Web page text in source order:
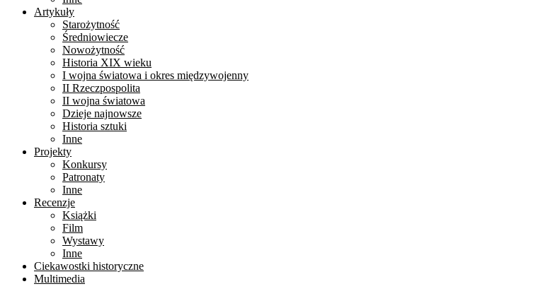
Artykuły
Starożytność
Średniowiecze
Nowożytność
Historia XIX wieku
I wojna światowa i okres międzywojenny
II Rzeczpospolita
II wojna światowa
Dzieje najnowsze
Historia sztuki
Inne
Projekty
Konkursy
Patronaty
Inne
Recenzje
Książki
Film
Wystawy
Inne
Ciekawostki historyczne
Multimedia